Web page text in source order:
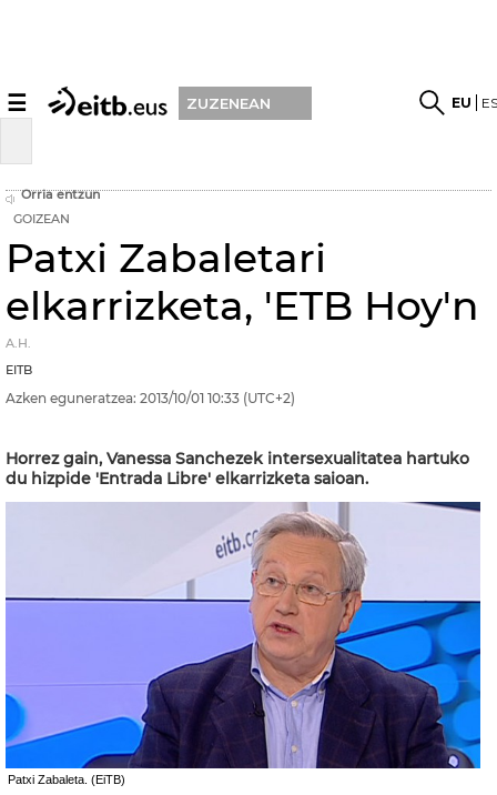
☰ ZUZENEAN EU
Orria entzun
GOIZEAN
Patxi Zabaletari
elkarrizketa, 'ETB Hoy'n
A.H.
EITB
Azken eguneratzea: 2013/10/01 10:33 (UTC+2)
Horrez gain, Vanessa Sanchezek intersexualitatea hartuko
du hizpide 'Entrada Libre' elkarrizketa saioan.
Patxi Zabaleta. (EiTB)